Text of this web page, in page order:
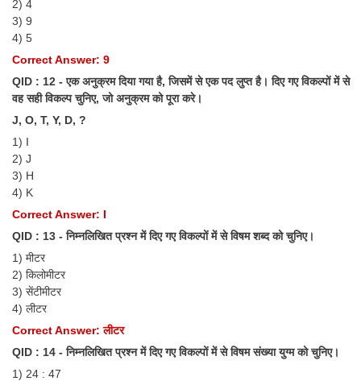
2) 4
3) 9
4) 5
Correct Answer: 9
QID : 12 - एक अनुक्रम दिया गया है, जिसमें से एक पद लुप्त है। दिए गए विकल्पों में से
वह सही विकल्प चुनिए, जो अनुक्रम को पूरा करे।
J, O, T, Y, D, ?
1) I
2) J
3) H
4) K
Correct Answer: I
QID : 13 - निम्नलिखित प्रश्न में दिए गए विकल्पों में से विषम शब्द को चुनिए।
1) मीटर
2) किलोमीटर
3) सेंटीमीटर
4) लीटर
Correct Answer: लीटर
QID : 14 - निम्नलिखित प्रश्न में दिए गए विकल्पों में से विषम संख्या युग्म को चुनिए।
1) 24 : 47